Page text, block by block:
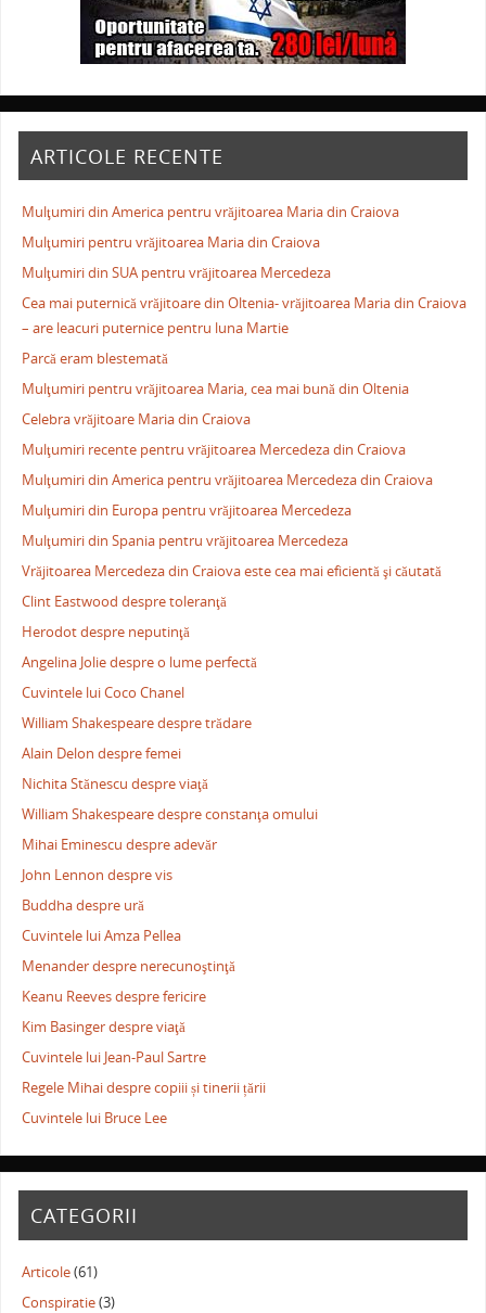
ARTICOLE RECENTE
Mulţumiri din America pentru vrăjitoarea Maria din Craiova
Mulţumiri pentru vrăjitoarea Maria din Craiova
Mulţumiri din SUA pentru vrăjitoarea Mercedeza
Cea mai puternică vrăjitoare din Oltenia- vrăjitoarea Maria din Craiova
– are leacuri puternice pentru luna Martie
Parcă eram blestemată
Mulţumiri pentru vrăjitoarea Maria, cea mai bună din Oltenia
Celebra vrăjitoare Maria din Craiova
Mulţumiri recente pentru vrăjitoarea Mercedeza din Craiova
Mulţumiri din America pentru vrăjitoarea Mercedeza din Craiova
Mulţumiri din Europa pentru vrăjitoarea Mercedeza
Mulţumiri din Spania pentru vrăjitoarea Mercedeza
Vrăjitoarea Mercedeza din Craiova este cea mai eficientă şi căutată
Clint Eastwood despre toleranţă
Herodot despre neputinţă
Angelina Jolie despre o lume perfectă
Cuvintele lui Coco Chanel
William Shakespeare despre trădare
Alain Delon despre femei
Nichita Stănescu despre viaţă
William Shakespeare despre constanţa omului
Mihai Eminescu despre adevăr
John Lennon despre vis
Buddha despre ură
Cuvintele lui Amza Pellea
Menander despre nerecunoştinţă
Keanu Reeves despre fericire
Kim Basinger despre viaţă
Cuvintele lui Jean-Paul Sartre
Regele Mihai despre copiii și tinerii țării
Cuvintele lui Bruce Lee
CATEGORII
Articole(61)
Conspiratie(3)